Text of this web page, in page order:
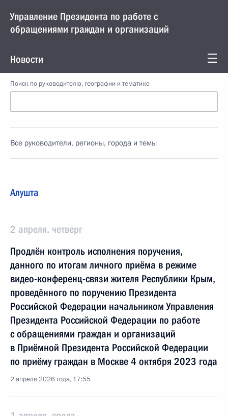
Управление Президента по работе с
обращениями граждан и организаций
Новости
Поиск по руководителю, географии и тематике
Все руководители, регионы, города и темы
Алушта
2 апреля, четверг
Продлён контроль исполнения поручения,
данного по итогам личного приёма в режиме
видео-конференц-связи жителя Республики Крым,
проведённого по поручению Президента
Российской Федерации начальником Управления
Президента Российской Федерации по работе
с обращениями граждан и организаций
в Приёмной Президента Российской Федерации
по приёму граждан в Москве 4 октября 2023 года
2 апреля 2026 года, 17:55